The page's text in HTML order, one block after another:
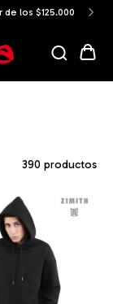
de los $125.000
390 productos